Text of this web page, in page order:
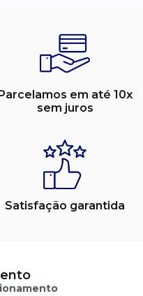
em até 10x
sem juros
Satisfação garantida